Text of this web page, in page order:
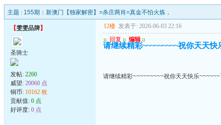
主题 : 155期：新澳门【独家解密】=杀庄两肖=真金不怕火炼，
【雯雯品牌】
圣骑士
发帖: 2260
威望: 20060 点
铜币: 10162 枚
贡献值: 0 点
好评度: 0 点
12楼 发表于: 2026-06-03 22:16
u 回复 u 编辑 u
请继续精彩~~~~~~~~~祝你天天快
请继续精彩~~~~~~~~~祝你天天快乐